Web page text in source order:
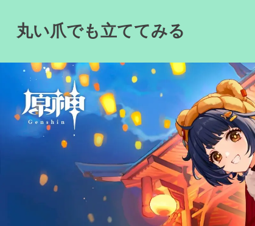
content丸い爪でも立ててみる